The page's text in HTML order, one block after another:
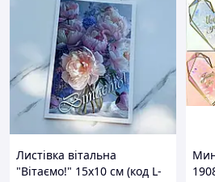
Листівка вітальна
"Вітаємо!" 15х10 см (код L-